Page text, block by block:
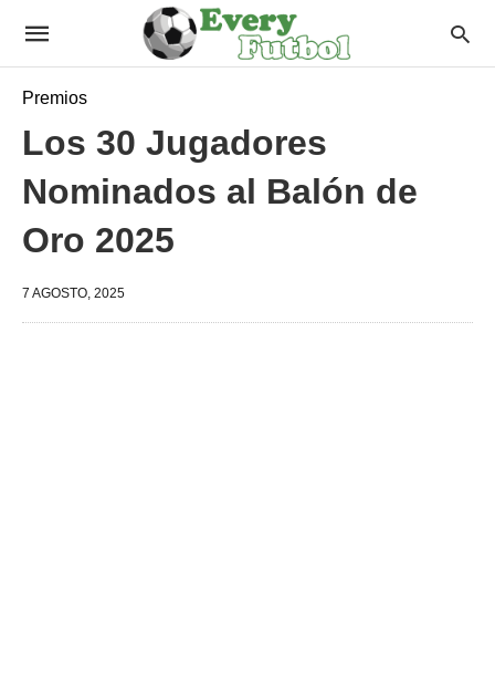
Premios
Los 30 Jugadores
Nominados al Balón de
Oro 2025
7 AGOSTO, 2025